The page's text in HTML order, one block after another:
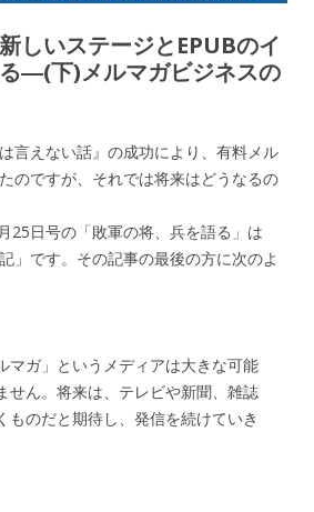
しいステージとEPUBのイ
―(下)メルマガビジネスの
言えない話』の成功により、有料メル
のですが、それでは将来はどうなるの
25日号の「敗軍の将、兵を語る」は
」です。その記事の最後の方に次のよ
マガ」というメディアは大きな可能
せん。将来は、テレビや新聞、雑誌
ものだと期待し、発信を続けていき